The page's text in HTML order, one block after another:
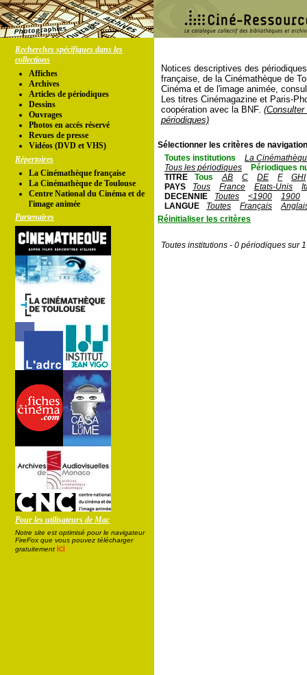
Recherches spécifiques dans les
collections
Affiches
Archives
Articles de périodiques
Dessins
Ouvrages
Photos en accés réservé
Revues de presse
Vidéos (DVD et VHS)
Répertoires
La Cinémathèque française
La Cinémathèque de Toulouse
Centre National du Cinéma et de
l'image animée
Partenaires
Pour les utilisateurs de Mac
Notre site est optimisé pour le navigateur
FireFox que vous pouvez télécharger
gratuitement ici
Notices descriptives des
française, de la Cinémathèque de
Cinéma et de l'image animée,
Les titres Cinémagazine et Paris-
coopération avec la BNF.
périodiques)
Sélectionner les critères de
Toutes institutions
La
Tous les périodiques
Périodiques
TITRE
Tous AB C DE F
GHI
PAYS
Tous France Etats-Unis
DECENNIE
Toutes <1900
1900
LANGUE
Toutes Français
Réinitialiser les critères
Toutes institutions - 0 périodiques sur